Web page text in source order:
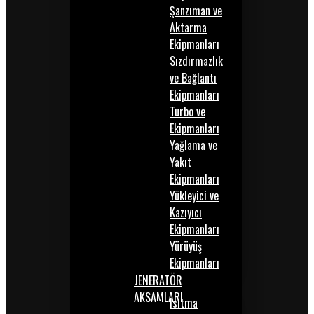
Şanzıman ve
Aktarma
Ekipmanları
Sızdırmazlık
ve Bağlantı
Ekipmanları
Turbo ve
Ekipmanları
Yağlama ve
Yakıt
Ekipmanları
Yükleyici ve
Kazıyıcı
Ekipmanları
Yürüyüş
Ekipmanları
JENERATÖR
AKSAMLARIIsıtma